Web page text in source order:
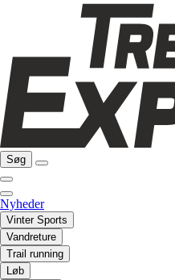
Søg
Nyheder
Vinter Sports
Vandreture
Trail running
Løb